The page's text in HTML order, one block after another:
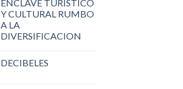
ENCLAVE TURÍSTICO
Y CULTURAL RUMBO
A LA
DIVERSIFICACION
DECIBELES